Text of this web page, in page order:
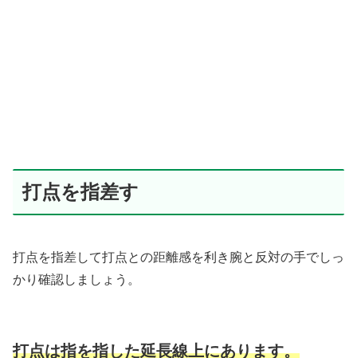
打点を指差す
打点を指差して打点との距離感を利き腕と反対の手でしっ
かり確認しましょう。
打点は指を指した延長線上にあります。